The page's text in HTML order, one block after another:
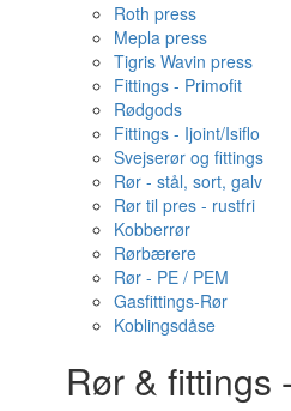
Roth press
Mepla press
Tigris Wavin press
Fittings - Primofit
Rødgods
Fittings - Ijoint/Isiflo
Svejserør og fittings
Rør - stål, sort, galv
Rør til pres - rustfri
Kobberrør
Rørbærere
Rør - PE / PEM
Gasfittings-Rør
Koblingsdåse
Rør & fittings